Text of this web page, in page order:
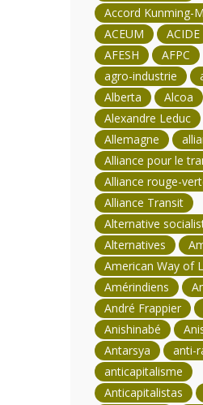
Accord Kunming-
ACEUM
ACIDE
AFESH
AFPC
agro-industrie
Alberta
Alcoa
Alexandre Leduc
Allemagne
Alliance pour le
Alliance rouge-
Alliance Transit
Alternative
Alternatives
American Way of
Amérindiens
André Frappier
Anishinabé
Antarsya
anti-
anticapitalisme
Anticapitalistas